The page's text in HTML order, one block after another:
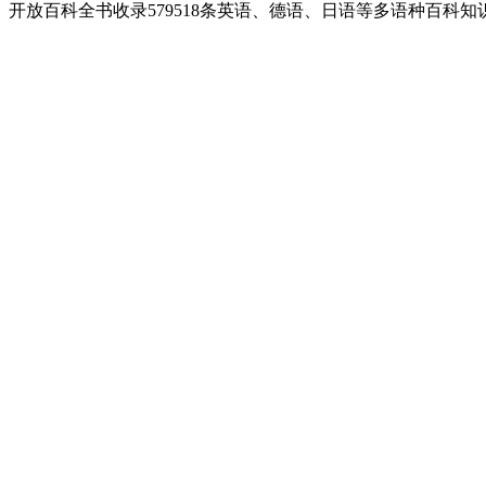
开放百科全书收录579518条英语、德语、日语等多语种百科